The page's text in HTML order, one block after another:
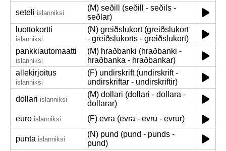
seteli islanniksi
(M) seðill (seðill - seðils -
seðlar)
luottokortti
islanniksi
(N) greiðslukort (greiðslukort
- greiðslukorts - greiðslukort)
pankkiautomaatti
islanniksi
(M) hraðbanki (hraðbanki -
hraðbanka - hraðbankar)
allekirjoitus
islanniksi
(F) undirskrift (undirskrift -
undirskriftar - undirskriftir)
dollari islanniksi
(M) dollari (dollari - dollara -
dollarar)
euro islanniksi (F) evra (evra - evru - evrur)
punta islanniksi
(N) pund (pund - punds -
pund)